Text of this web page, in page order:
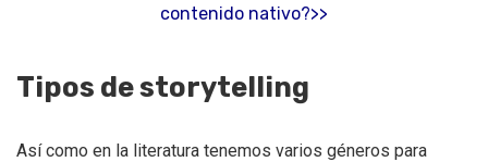
contenido nativo?>>
Tipos de storytelling
Así como en la literatura tenemos varios géneros para